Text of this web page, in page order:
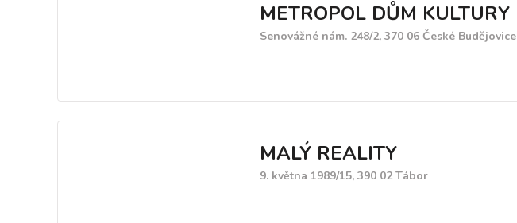
METROPOL DŮM KULTURY
Senovážné nám. 248/2, 370 06 České Budějovice
MALÝ REALITY
9. května 1989/15, 390 02 Tábor